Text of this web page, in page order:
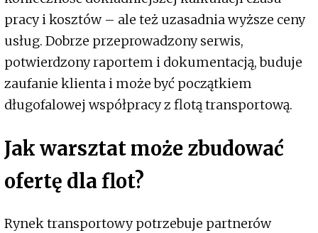
pracy i kosztów – ale też uzasadnia wyższe ceny
usług. Dobrze przeprowadzony serwis,
potwierdzony raportem i dokumentacją, buduje
zaufanie klienta i może być początkiem
długofalowej współpracy z flotą transportową.
Jak warsztat może zbudować
ofertę dla flot?
Rynek transportowy potrzebuje partnerów